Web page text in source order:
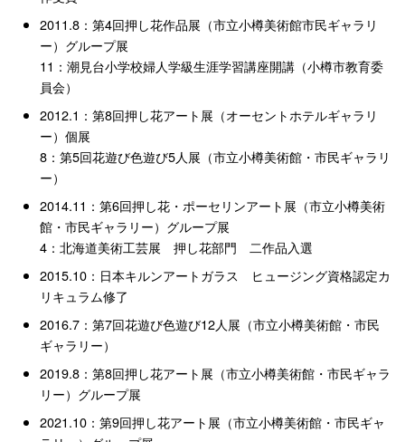
2011.8：第4回押し花作品展（市立小樽美術館市民ギャラリ
ー）グループ展
11：潮見台小学校婦人学級生涯学習講座開講（小樽市教育委
員会）
2012.1：第8回押し花アート展（オーセントホテルギャラリ
ー）個展
8：第5回花遊び色遊び5人展（市立小樽美術館・市民ギャラリ
ー）
2014.11：第6回押し花・ポーセリンアート展（市立小樽美術
館・市民ギャラリー）グループ展
4：北海道美術工芸展 押し花部門 二作品入選
2015.10：日本キルンアートガラス ヒュージング資格認定カ
リキュラム修了
2016.7：第7回花遊び色遊び12人展（市立小樽美術館・市民
ギャラリー）
2019.8：第8回押し花アート展（市立小樽美術館・市民ギャラ
リー）グループ展
2021.10：第9回押し花アート展（市立小樽美術館・市民ギャ